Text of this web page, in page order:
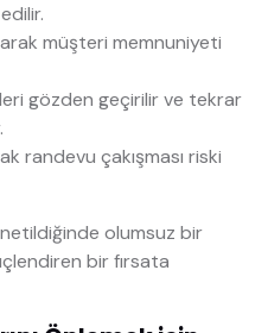
müşteri memnuniyeti
gözden geçirilir ve tekrar
randevu çakışması riski
olumsuz bir
bir fırsata